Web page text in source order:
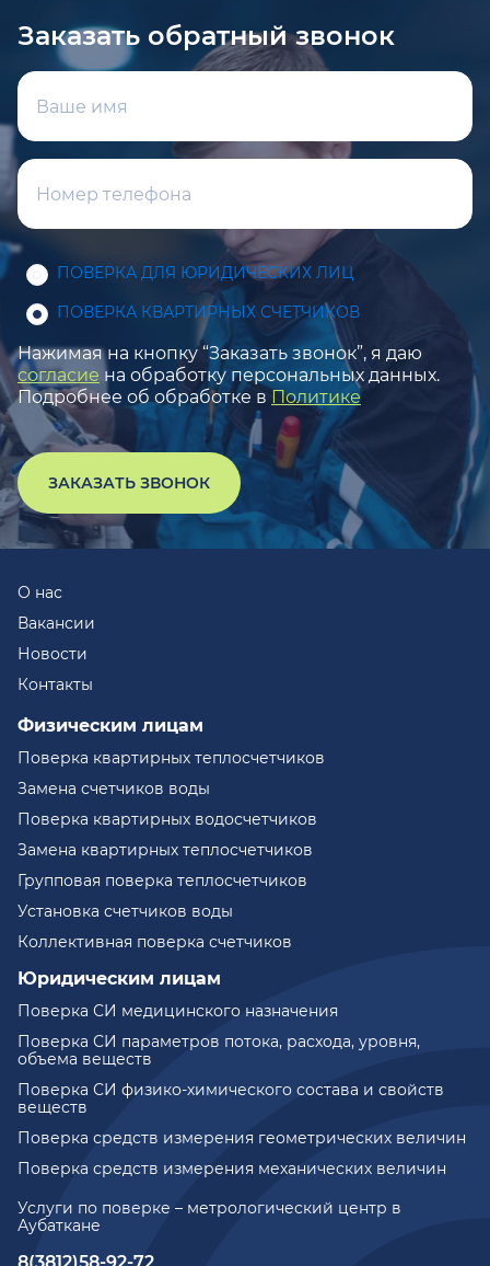
Заказать обратный звонок
ПОВЕРКА ДЛЯ ЮРИДИЧЕСКИХ ЛИЦ
ПОВЕРКА КВАРТИРНЫХ СЧЕТЧИКОВ
Нажимая на кнопку “Заказать звонок”, я даю
согласие на обработку персональных данных.
Подробнее об обработке в Политике
ЗАКАЗАТЬ ЗВОНОК
Услуги по поверке – метрологический центр в
Аубаткане
О нас
Вакансии
Новости
Контакты
Физическим лицам
Поверка квартирных теплосчетчиков
Замена счетчиков воды
Поверка квартирных водосчетчиков
Замена квартирных теплосчетчиков
Групповая поверка теплосчетчиков
Установка счетчиков воды
Коллективная поверка счетчиков
Юридическим лицам
Поверка СИ медицинского назначения
Поверка СИ параметров потока, расхода, уровня,
объема веществ
Поверка СИ физико-химического состава и свойств
веществ
Поверка средств измерения геометрических величин
Поверка средств измерения механических величин